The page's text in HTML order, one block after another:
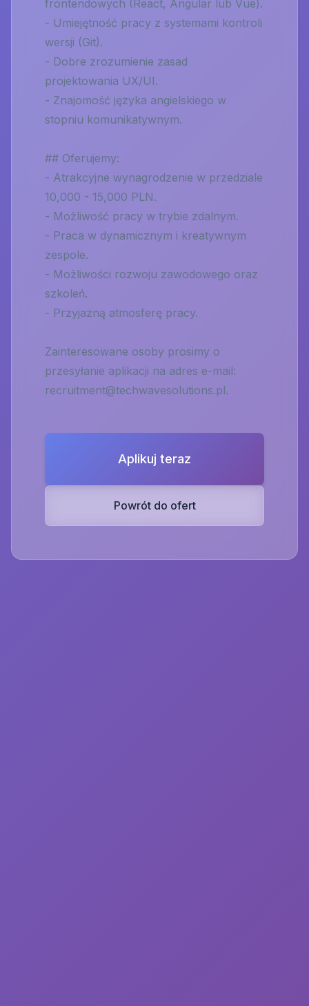
frontendowych (React, Angular lub Vue).
- Umiejętność pracy z systemami kontroli
wersji (Git).
- Dobre zrozumienie zasad
projektowania UX/UI.
- Znajomość języka angielskiego w
stopniu komunikatywnym.
## Oferujemy:
- Atrakcyjne wynagrodzenie w przedziale
10,000 - 15,000 PLN.
- Możliwość pracy w trybie zdalnym.
- Praca w dynamicznym i kreatywnym
zespole.
- Możliwości rozwoju zawodowego oraz
szkoleń.
- Przyjazną atmosferę pracy.
Zainteresowane osoby prosimy o
przesyłanie aplikacji na adres e-mail:
recruitment@techwavesolutions.pl.
Aplikuj teraz
Powrót do ofert